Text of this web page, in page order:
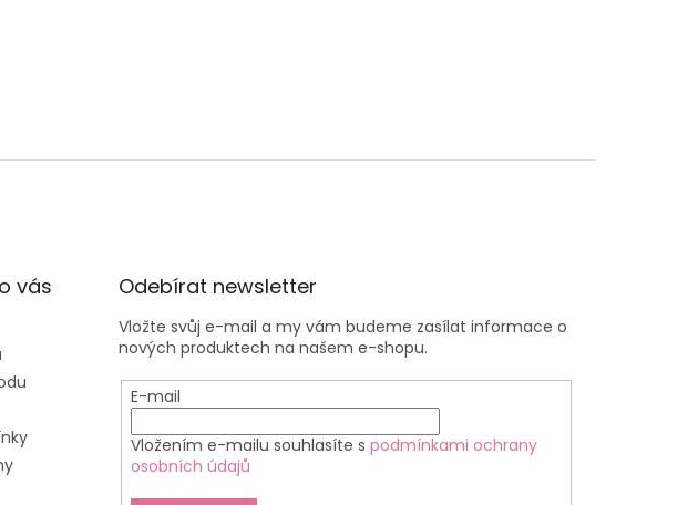
vás Odebírat newsletter
Vložte svůj e-mail a my vám budeme zasílat informace o
nových produktech na našem e-shopu.
E-mail
Vložením e-mailu souhlasíte spodmínkami ochrany
osobních údajů